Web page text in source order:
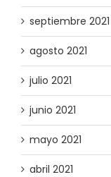
septiembre 2021
agosto 2021
julio 2021
junio 2021
mayo 2021
abril 2021